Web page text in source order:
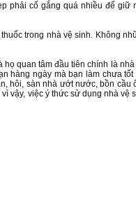
phải cố gắng quá nhiều để giữ
trong nhà vệ sinh. Không
quan tâm đầu tiên chính là
hàng ngày mà bạn làm chưa
hôi, sàn nhà ướt nước, bồn cầu
vậy, việc ý thức sử dụng nhà vệ